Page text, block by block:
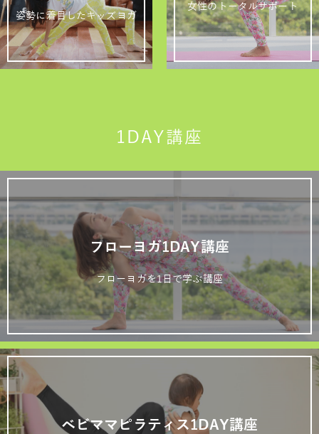
姿勢に着目したキッズヨガ
女性のトータルサポート
1DAY講座
フローヨガ1DAY講座
フローヨガを1日で学ぶ講座
ベビママピラティス1DAY講座